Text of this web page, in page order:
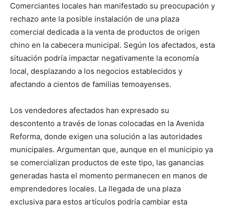
Comerciantes locales han manifestado su preocupación y
rechazo ante la posible instalación de una plaza
comercial dedicada a la venta de productos de origen
chino en la cabecera municipal. Según los afectados, esta
situación podría impactar negativamente la economía
local, desplazando a los negocios establecidos y
afectando a cientos de familias temoayenses.
Los vendedores afectados han expresado su
descontento a través de lonas colocadas en la Avenida
Reforma, donde exigen una solución a las autoridades
municipales. Argumentan que, aunque en el municipio ya
se comercializan productos de este tipo, las ganancias
generadas hasta el momento permanecen en manos de
emprendedores locales. La llegada de una plaza
exclusiva para estos artículos podría cambiar esta